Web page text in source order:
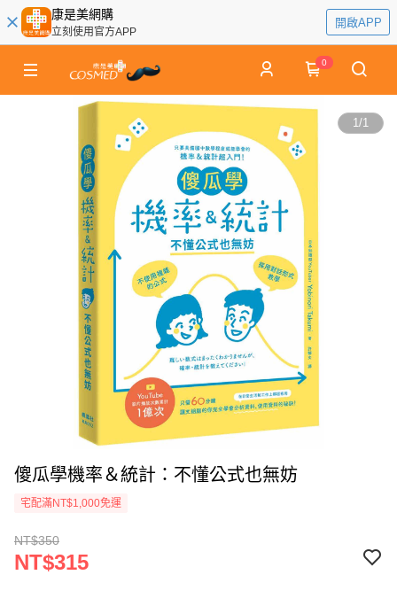
康是美網購
立刻使用官方APP
開啟APP
0
1/1
傻瓜學機率＆統計：不懂公式也無妨
宅配滿NT$1,000免運
NT$350
NT$315